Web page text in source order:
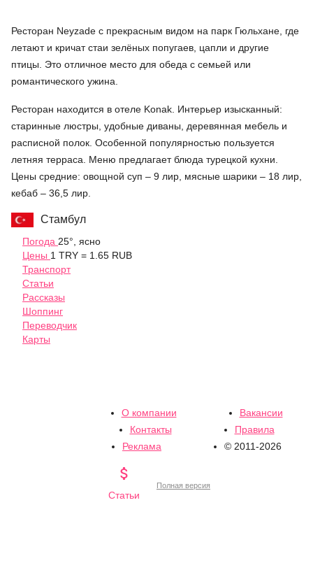
Ресторан Neyzade с прекрасным видом на парк Гюльхане, где
летают и кричат стаи зелёных попугаев, цапли и другие
птицы. Это отличное место для обеда с семьей или
романтического ужина.
Ресторан находится в отеле Konak. Интерьер изысканный:
старинные люстры, удобные диваны, деревянная мебель и
расписной полок. Особенной популярностью пользуется
летняя терраса. Меню предлагает блюда турецкой кухни.
Цены средние: овощной суп – 9 лир, мясные шарики – 18 лир,
кебаб – 36,5 лир.
Стамбул
Погода 25°, ясно
Цены 1 TRY = 1.65 RUB
Транспорт
Статьи
Рассказы
Шоппинг
Переводчик
Карты
О компании
Вакансии
Контакты
Правила
Реклама
© 2011-2026

Статьи
Полная версия